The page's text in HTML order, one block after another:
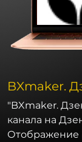
BXmaker.
"BXmaker.
канала на
Отображение